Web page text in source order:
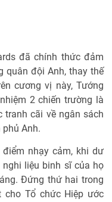
đã chính thức đảm
quân đội Anh, thay thế
cương vị này, Tướng
2 chiến trường là
tranh cãi về ngân sách
Anh.
điểm nhạy cảm, khi dư
liệu binh sĩ của họ
Đứng thứ hai trong
cho Tổ chức Hiệp ước